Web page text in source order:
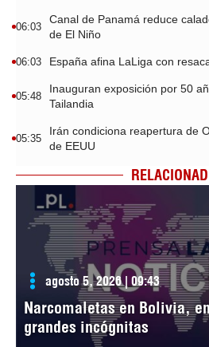
06:03
Canal de Panamá reduce
de El Niño
06:03 España afina LaLiga con
05:48
Inauguran exposición por 50
Tailandia
05:35
Irán condiciona reapertura de
de EEUU
agosto 5, 2026 | 09:43
Narcomaletas en Bolivia,
grandes incógnitas